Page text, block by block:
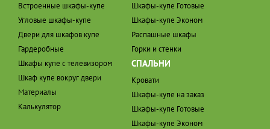
Встроенные шкафы-купе
Угловые шкафы-купе
Двери для шкафов купе
Гардеробные
Шкафы купе с телевизором
Шкаф купе вокруг двери
Материалы
Калькулятор
Шкафы-купе Готовые
Шкафы-купе Эконом
Распашные шкафы
Горки и стенки
СПАЛЬНИ
Кровати
Шкафы-купе на заказ
Шкафы-купе Готовые
Шкафы-купе Эконом